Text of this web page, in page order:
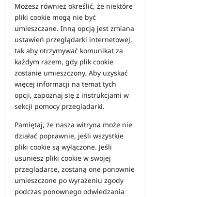
Możesz również określić, że niektóre
pliki cookie mogą nie być
umieszczane. Inną opcją jest zmiana
ustawień przeglądarki internetowej,
tak aby otrzymywać komunikat za
każdym razem, gdy plik cookie
zostanie umieszczony. Aby uzyskać
więcej informacji na temat tych
opcji, zapoznaj się z instrukcjami w
sekcji pomocy przeglądarki.
Pamiętaj, że nasza witryna może nie
działać poprawnie, jeśli wszystkie
pliki cookie są wyłączone. Jeśli
usuniesz pliki cookie w swojej
przeglądarce, zostaną one ponownie
umieszczone po wyrażeniu zgody
podczas ponownego odwiedzania